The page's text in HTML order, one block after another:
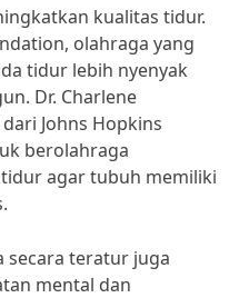
kualitas tidur.
olahraga yang
tidur lebih nyenyak
Dr. Charlene
Johns Hopkins
berolahraga
agar tubuh memiliki
secara teratur juga
mental dan